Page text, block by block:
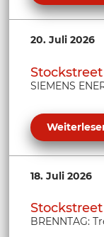
20. Juli 2026
SIEMENS
18. Juli 2026
BRENNTAG: